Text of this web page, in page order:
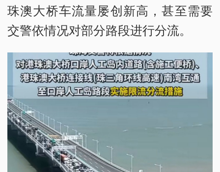
珠澳大桥车流量屡创新高，甚至需要
交警依情况对部分路段进行分流。